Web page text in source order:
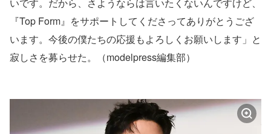
いです。だから、さようならは言いたくないんですけど、
『Top Form』をサポートしてくださってありがとうござ
います。今後の僕たちの応援もよろしくお願いします」と
寂しさを募らせた。（modelpress編集部）